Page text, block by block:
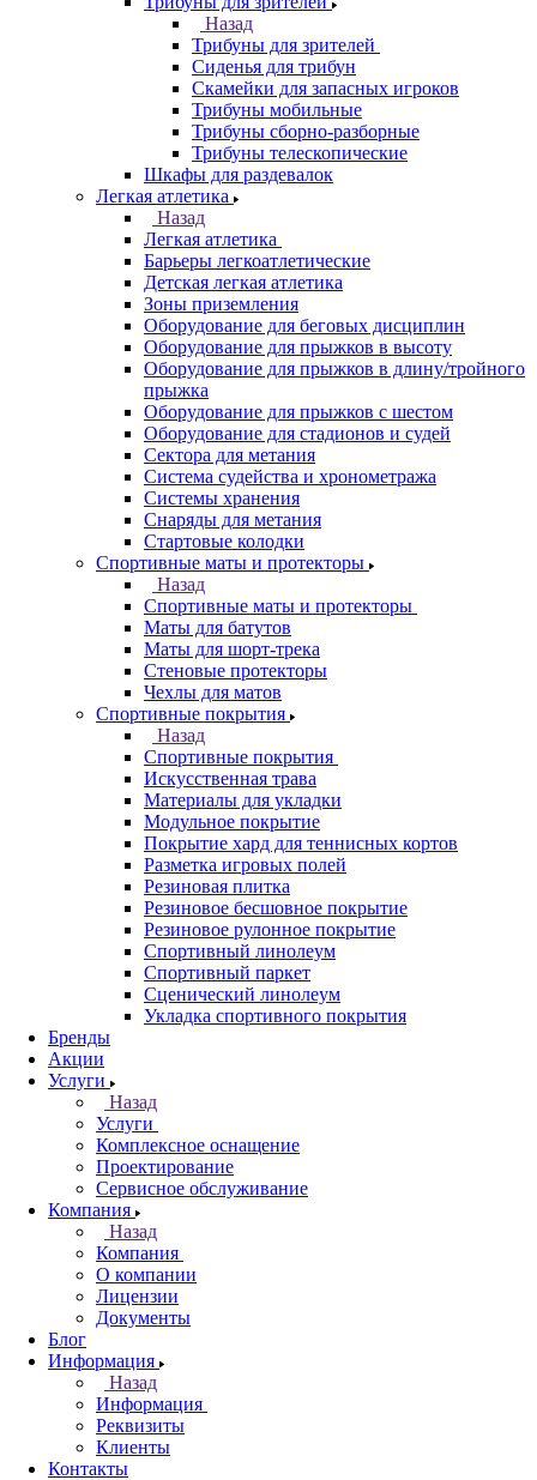
Назад
Трибуны для зрителей
Сиденья для трибун
Скамейки для запасных игроков
Трибуны мобильные
Трибуны сборно-разборные
Трибуны телескопические
Шкафы для раздевалок
Легкая атлетика
Назад
Легкая атлетика
Барьеры легкоатлетические
Детская легкая атлетика
Зоны приземления
Оборудование для беговых дисциплин
Оборудование для прыжков в высоту
Оборудование для прыжков в длину/тройного
прыжка
Оборудование для прыжков с шестом
Оборудование для стадионов и судей
Сектора для метания
Система судейства и хронометража
Системы хранения
Снаряды для метания
Стартовые колодки
Спортивные маты и протекторы
Назад
Спортивные маты и протекторы
Маты для батутов
Маты для шорт-трека
Стеновые протекторы
Чехлы для матов
Спортивные покрытия
Назад
Спортивные покрытия
Искусственная трава
Материалы для укладки
Модульное покрытие
Покрытие хард для теннисных кортов
Разметка игровых полей
Резиновая плитка
Резиновое бесшовное покрытие
Резиновое рулонное покрытие
Спортивный линолеум
Спортивный паркет
Сценический линолеум
Укладка спортивного покрытия
Бренды
Акции
Услуги
Назад
Услуги
Комплексное оснащение
Проектирование
Сервисное обслуживание
Компания
Назад
Компания
О компании
Лицензии
Документы
Блог
Информация
Назад
Информация
Реквизиты
Клиенты
Контакты